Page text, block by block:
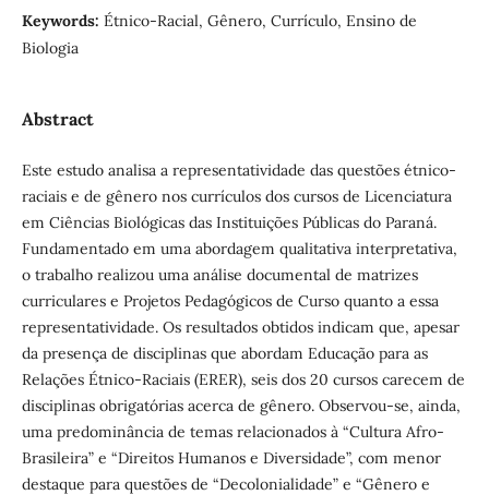
Keywords: Étnico-Racial, Gênero, Currículo, Ensino de
Biologia
Abstract
Este estudo analisa a representatividade das questões étnico-
raciais e de gênero nos currículos dos cursos de Licenciatura
em Ciências Biológicas das Instituições Públicas do Paraná.
Fundamentado em uma abordagem qualitativa interpretativa,
o trabalho realizou uma análise documental de matrizes
curriculares e Projetos Pedagógicos de Curso quanto a essa
representatividade. Os resultados obtidos indicam que, apesar
da presença de disciplinas que abordam Educação para as
Relações Étnico-Raciais (ERER), seis dos 20 cursos carecem de
disciplinas obrigatórias acerca de gênero. Observou-se, ainda,
uma predominância de temas relacionados à “Cultura Afro-
Brasileira” e “Direitos Humanos e Diversidade”, com menor
destaque para questões de “Decolonialidade” e “Gênero e